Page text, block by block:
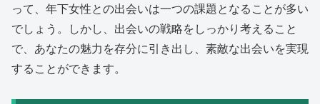
って、年下女性との出会いは一つの課題となることが多い
でしょう。しかし、出会いの戦略をしっかり考えること
で、あなたの魅力を存分に引き出し、素敵な出会いを実現
することができます。